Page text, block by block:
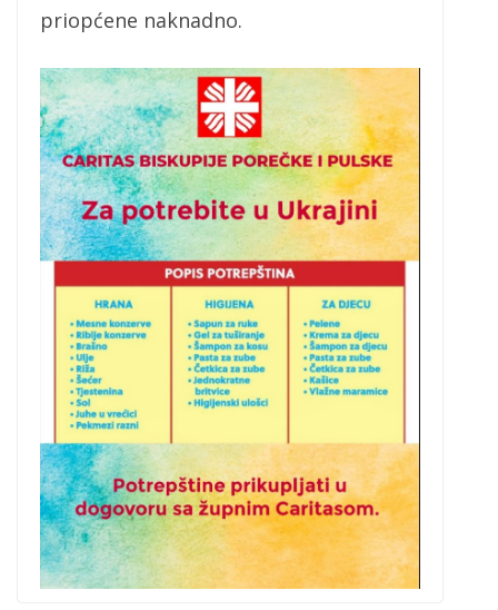
priopćene naknadno.